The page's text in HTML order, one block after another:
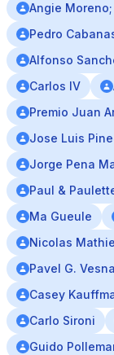
Angie
Pedro
Alfonso
Carlos IV
Premio Juan
Jose Luis
Jorge Pena
Paul &
Ma Gueule
Nicolas
Pavel G.
Casey
Carlo Sironi
Guido